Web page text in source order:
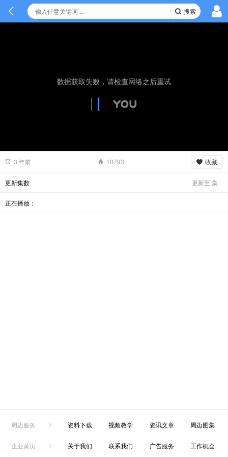
搜索
数据获取失败，请检查网络之后重试
3 年前 10793 收藏
更新集数 更新至 集
正在播放：
周边服务 资料下载 视频教学 资讯文章 周边图集
企业黄页 关于我们 联系我们 广告服务 工作机会